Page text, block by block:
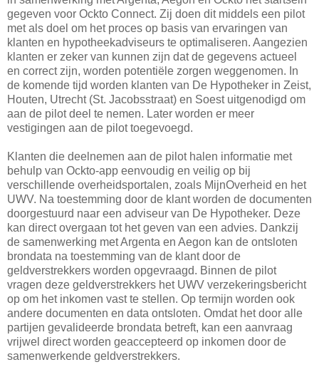
gegeven voor Ockto Connect. Zij doen dit middels een pilot
met als doel om het proces op basis van ervaringen van
klanten en hypotheekadviseurs te optimaliseren. Aangezien
klanten er zeker van kunnen zijn dat de gegevens actueel
en correct zijn, worden potentiële zorgen weggenomen. In
de komende tijd worden klanten van De Hypotheker in Zeist,
Houten, Utrecht (St. Jacobsstraat) en Soest uitgenodigd om
aan de pilot deel te nemen. Later worden er meer
vestigingen aan de pilot toegevoegd.
Klanten die deelnemen aan de pilot halen informatie met
behulp van Ockto-app eenvoudig en veilig op bij
verschillende overheidsportalen, zoals MijnOverheid en het
UWV. Na toestemming door de klant worden de documenten
doorgestuurd naar een adviseur van De Hypotheker. Deze
kan direct overgaan tot het geven van een advies. Dankzij
de samenwerking met Argenta en Aegon kan de ontsloten
brondata na toestemming van de klant door de
geldverstrekkers worden opgevraagd. Binnen de pilot
vragen deze geldverstrekkers het UWV verzekeringsbericht
op om het inkomen vast te stellen. Op termijn worden ook
andere documenten en data ontsloten. Omdat het door alle
partijen gevalideerde brondata betreft, kan een aanvraag
vrijwel direct worden geaccepteerd op inkomen door de
samenwerkende geldverstrekkers.